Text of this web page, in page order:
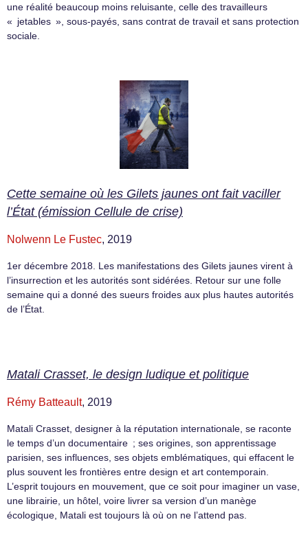
une réalité beaucoup moins reluisante, celle des travailleurs
« jetables », sous-payés, sans contrat de travail et sans protection
sociale.
Cette semaine où les Gilets jaunes ont fait vaciller
l’État (émission Cellule de crise)
Nolwenn Le Fustec, 2019
1er décembre 2018. Les manifestations des Gilets jaunes virent à
l’insurrection et les autorités sont sidérées. Retour sur une folle
semaine qui a donné des sueurs froides aux plus hautes autorités
de l’État.
Matali Crasset, le design ludique et politique
Rémy Batteault, 2019
Matali Crasset, designer à la réputation internationale, se raconte
le temps d’un documentaire ; ses origines, son apprentissage
parisien, ses influences, ses objets emblématiques, qui effacent le
plus souvent les frontières entre design et art contemporain.
L’esprit toujours en mouvement, que ce soit pour imaginer un vase,
une librairie, un hôtel, voire livrer sa version d’un manège
écologique, Matali est toujours là où on ne l’attend pas.